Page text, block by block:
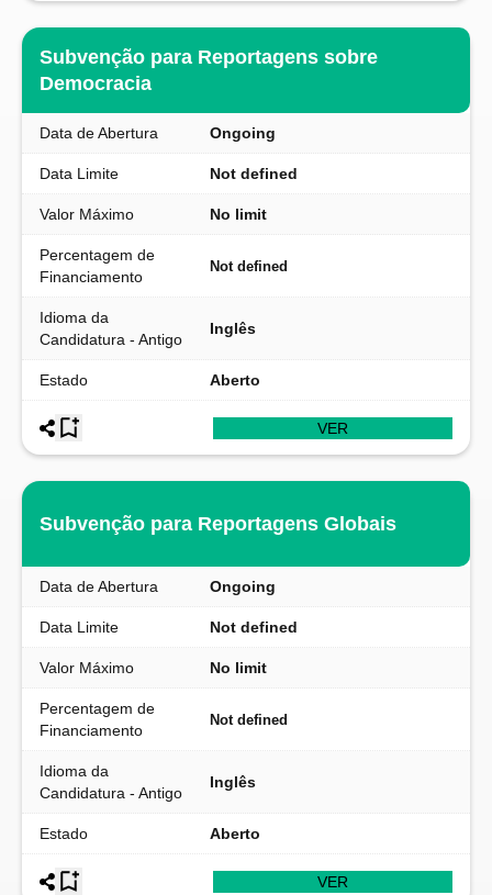
Subvenção para Reportagens sobre
Democracia
Data de Abertura Ongoing
Data Limite Not defined
Valor Máximo No limit
Percentagem de
Financiamento
Not defined
Idioma da
Candidatura - Antigo
Inglês
Estado Aberto
VER
Subvenção para Reportagens Globais
Data de Abertura Ongoing
Data Limite Not defined
Valor Máximo No limit
Percentagem de
Financiamento
Not defined
Idioma da
Candidatura - Antigo
Inglês
Estado Aberto
VER